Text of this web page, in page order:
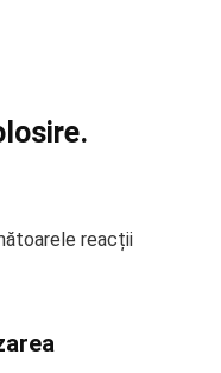
reacții